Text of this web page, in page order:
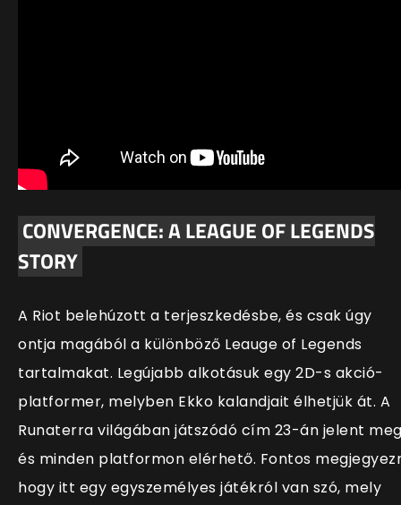
CONVERGENCE: A LEAGUE OF LEGENDS
STORY
A Riot belehúzott a terjeszkedésbe, és csak úgy
ontja magából a különböző Leauge of Legends
tartalmakat. Legújabb alkotásuk egy 2D-s akció-
platformer, melyben Ekko kalandjait élhetjük át. A
Runaterra világában játszódó cím 23-án jelent
és minden platformon elérhető. Fontos
hogy itt egy egyszemélyes játékról van szó, mely